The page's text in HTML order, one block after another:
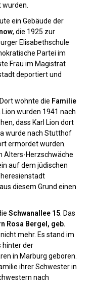
ein Gebäude der
, die 1925 zur
Elisabethschule
Partei im
Frau im Magistrat
deportiert und
. Dort wohnte die Familie
Lion wurden 1941 nach
dass Karl Lion dort
wurde nach Stutthof
ermordet wurden.
Alters-Herzschwäche
auf dem jüdischen
diesem Grund einen
Schwanallee 15 . Das
Rosa Bergel, geb.
mehr. Es stand im
hinter der
in Marburg geboren.
ihrer Schwester in
nach